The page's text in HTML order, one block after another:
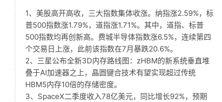
1、美股高开高收，三大指数集体收涨。纳指涨2.59%，标
普500指数涨1.79%，道指涨1.71%。其中，道指、标普
500指数均再创新高。费城半导体指数涨6.5%，连续第四
个交易日上涨，此前该指数在7月暴跌20.6%。
2、三星公布全新3D内存路线图：zHBM的新系统垂直堆
叠于AI加速器之上，晶圆键合技术有望实现超过传统
HBM5内存10倍的存储密度。
3、SpaceX二季度收入78亿美元，同比增长92%，预期